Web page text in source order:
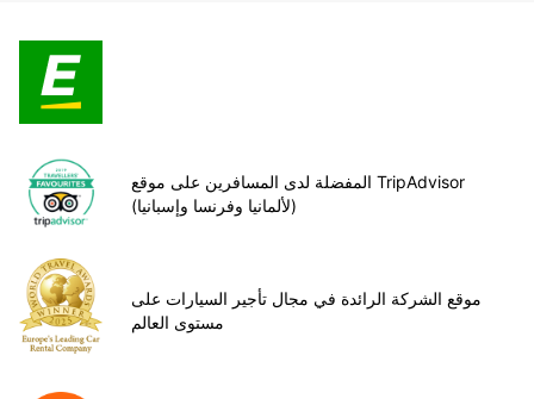
المفضلة لدى المسافرين على موقع TripAdvisor
(لألمانيا وفرنسا وإسبانيا)
موقع الشركة الرائدة في مجال تأجير السيارات على
مستوى العالم